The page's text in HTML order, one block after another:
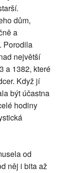
dům,
a
Porodila
největší
a 1382, které
Když jí
být účastna
hodiny
od
něj i bita až